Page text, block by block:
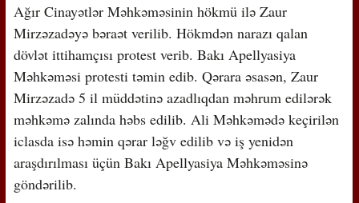
Ağır Cinayətlər Məhkəməsinin hökmü ilə Zaur
Mirzəzadəyə bəraət verilib. Hökmdən narazı qalan
dövlət ittihamçısı protest verib. Bakı Apellyasiya
Məhkəməsi protesti təmin edib. Qərara əsasən, Zaur
Mirzəzadə 5 il müddətinə azadlıqdan məhrum edilərək
məhkəmə zalında həbs edilib. Ali Məhkəmədə keçirilən
iclasda isə həmin qərar ləğv edilib və iş yenidən
araşdırılması üçün Bakı Apellyasiya Məhkəməsinə
göndərilib.